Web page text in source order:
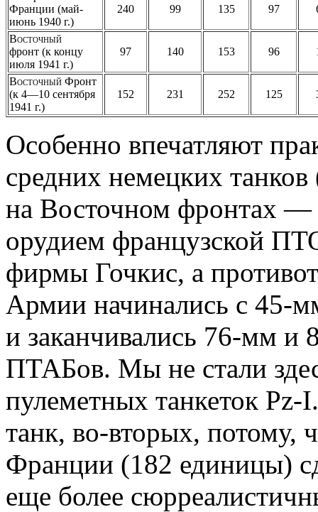
Франции (май-
июнь 1940 г.)
240 99 135 97
Восточный
фронт (к концу
июля 1941 г.)
97 140 153 96
Восточный Фронт
(к 4—10 сентября
1941 г.)
152 231 252 125
Особенно впечатляют
средних немецких
на Восточном фронтах —
орудием французской
фирмы Гочкис, а
Армии начинались с 45-
и заканчивались 76-мм и
ПТАБов. Мы не стали
пулеметных танкеток
танк, во-вторых, потому,
Франции (182 единицы)
еще более